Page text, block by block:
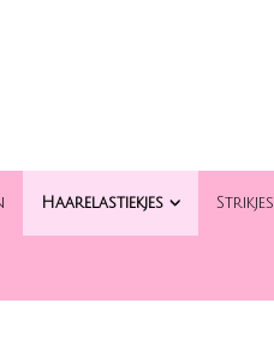
Haarelastiekjes Strikjes